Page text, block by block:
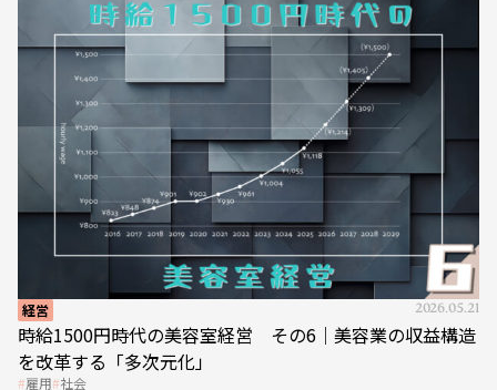
経営 2026.05.21
時給1500円時代の美容室経営 その6｜美容業の収益構造
を改革する「多次元化」
雇用 社会